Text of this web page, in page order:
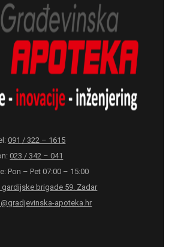
091 / 322 – 1615
023 / 342 – 041
Pon – Pet 07:00 – 15:00
gardijske brigade 59. Zadar
apoteka.hr